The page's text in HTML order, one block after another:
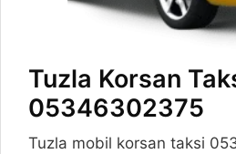
Tuzla Korsan
05346302375
Tuzla mobil korsan taksi